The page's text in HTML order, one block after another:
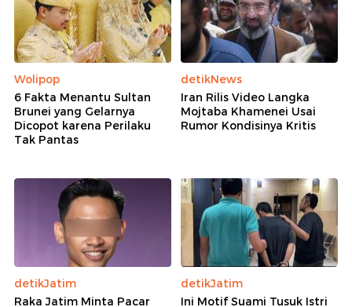
Wolipop
6 Fakta Menantu Sultan
Brunei yang Gelarnya
Dicopot karena Perilaku
Tak Pantas
detikNews
Iran Rilis Video Langka
Mojtaba Khamenei Usai
Rumor Kondisinya Kritis
detikJatim
Raka Jatim Minta Pacar
detikJatim
Ini Motif Suami Tusuk Istri